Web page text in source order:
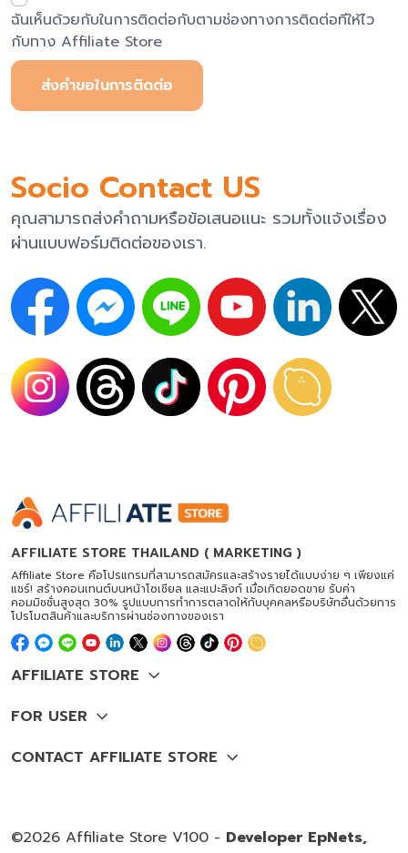
ฉันเห็นด้วยกับในการติดต่อกับตามช่องทางการติดต่อทีให้ไว
กับทาง Affiliate Store
ส่งคำขอในการติดต่อ
Socio Contact US
คุณสามารถส่งคำถามหรือข้อเสนอแนะ รวมทั้งแจ้งเรื่อง
ผ่านแบบฟอร์มติดต่อของเรา.
AFFILIATE STORE THAILAND ( MARKETING )
Affiliate Store คือโปรแกรมที่สามารถสมัครและสร้างรายได้แบบง่าย ๆ เพียงแค่
แชร์! สร้างคอนเทนต์บนหน้าโซเชียล และแปะลิงก์ เมื่อเกิดยอดขาย รับค่า
คอมมิชชั่นสูงสุด 30% รูปแบบการทำการตลาดให้กับบุคคลหรือบริษัทอื่นด้วยการ
โปรโมตสินค้าและบริการผ่านช่องทางของเรา
©2026 Affiliate Store V100 - Developer EpNets,